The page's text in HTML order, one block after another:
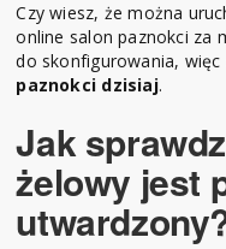
Czy wiesz, że można
online salon paznokci za
do skonfigurowania, więc
paznokci dzisiaj.
Jak
żelowy jest